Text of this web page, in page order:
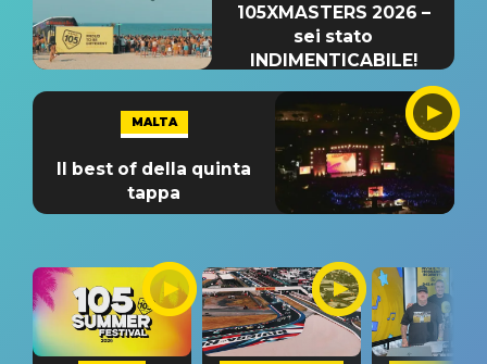
105XMASTERS 2026 –
sei stato
INDIMENTICABILE!
MALTA
Il best of della quinta
tappa